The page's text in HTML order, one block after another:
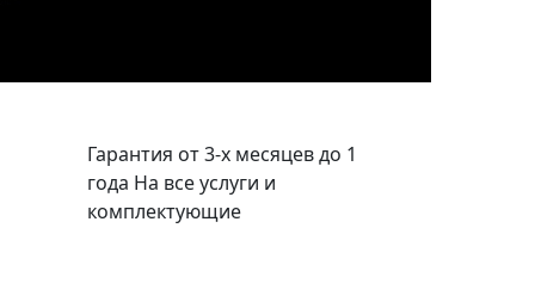
Гарантия от 3-х месяцев до 1
года На все услуги и
комплектующие